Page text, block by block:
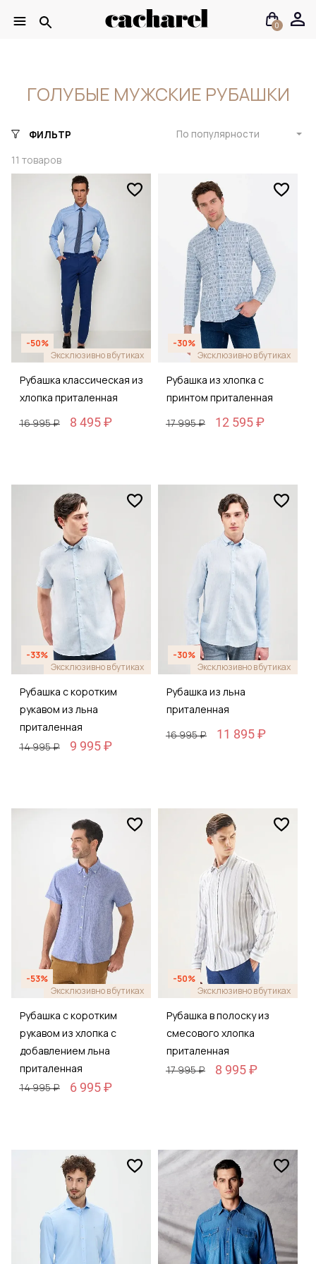
0
ГОЛУБЫЕ МУЖСКИЕ РУБАШКИ
ФИЛЬТР
11 товаров
По популярности
-50%
Эксклюзивно в бутиках
Рубашка классическая из
хлопка приталенная
16 995 ₽
8 495 ₽
-30%
Эксклюзивно в бутиках
Рубашка из хлопка с
принтом приталенная
17 995 ₽
12 595 ₽
-33%
Эксклюзивно в бутиках
Рубашка с коротким
рукавом из льна
приталенная
14 995 ₽
9 995 ₽
-30%
Эксклюзивно в бутиках
Рубашка из льна
приталенная
16 995 ₽
11 895 ₽
-53%
Эксклюзивно в бутиках
Рубашка с коротким
рукавом из хлопка с
добавлением льна
приталенная
14 995 ₽
6 995 ₽
-50%
Эксклюзивно в бутиках
Рубашка в полоску из
смесового хлопка
приталенная
17 995 ₽
8 995 ₽